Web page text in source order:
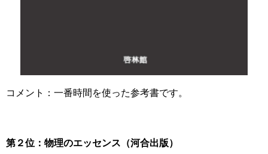
コメント：一番時間を使った参考書です。
第２位：物理のエッセンス（河合出版）